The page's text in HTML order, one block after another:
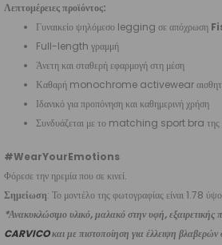
Λεπτομέρειες προϊόντος:
Γυναικείο ψηλόμεσο legging σε απόχρωση
Full-length γραμμή
Άνετη και σταθερή εφαρμογή στη μέση
Καθαρή monochrome activewear
Ιδανικό για προπόνηση και καθημερινή χρήση
Συνδυάζεται με το matching sport bra της
#WearYourEmotions
Φόρεσε την ηρεμία που σε κινεί.
Σημείωση: Το μοντέλο της φωτογραφίας είναι 1.78
*Ανακυκλώσιμο υλικό, μαλακό στην υφή, εξαιρετικής
CARVICOκαι με πιστοποίηση για έλλειψη βλαβερών